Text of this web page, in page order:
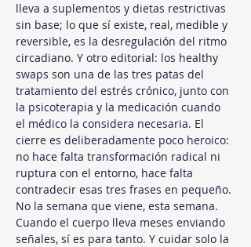
lleva a suplementos y dietas restrictivas
sin base; lo que sí existe, real, medible y
reversible, es la desregulación del ritmo
circadiano. Y otro editorial: los healthy
swaps son una de las tres patas del
tratamiento del estrés crónico, junto con
la psicoterapia y la medicación cuando
el médico la considera necesaria. El
cierre es deliberadamente poco heroico:
no hace falta transformación radical ni
ruptura con el entorno, hace falta
contradecir esas tres frases en pequeño.
No la semana que viene, esta semana.
Cuando el cuerpo lleva meses enviando
señales, sí es para tanto. Y cuidar solo la